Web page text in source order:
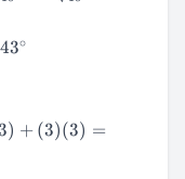
3∘
) + (3)(3) =